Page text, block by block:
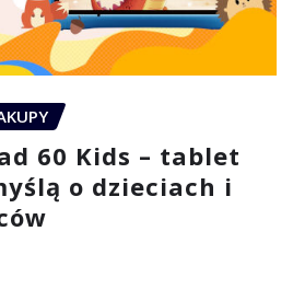
60 Kids – tablet
o dzieciach i